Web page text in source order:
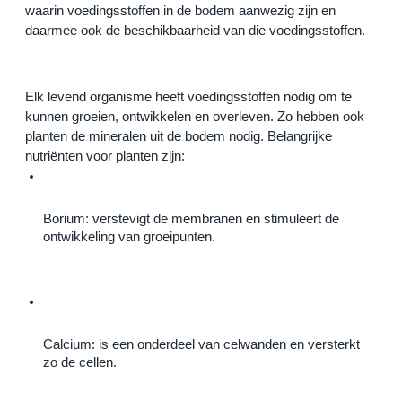
waarin voedingsstoffen in de bodem aanwezig zijn en
daarmee ook de beschikbaarheid van die voedingsstoffen.
Elk levend organisme heeft voedingsstoffen nodig om te
kunnen groeien, ontwikkelen en overleven. Zo hebben ook
planten de mineralen uit de bodem nodig. Belangrijke
nutriënten voor planten zijn:
Borium: verstevigt de membranen en stimuleert de
ontwikkeling van groeipunten.
Calcium: is een onderdeel van celwanden en versterkt
zo de cellen.